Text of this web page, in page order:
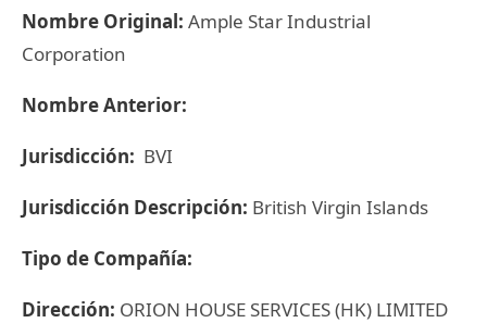
Nombre Original: Ample Star Industrial
Corporation
Nombre Anterior:
Jurisdicción: BVI
Jurisdicción Descripción: British Virgin Islands
Tipo de Compañía:
Dirección: ORION HOUSE SERVICES (HK) LIMITED